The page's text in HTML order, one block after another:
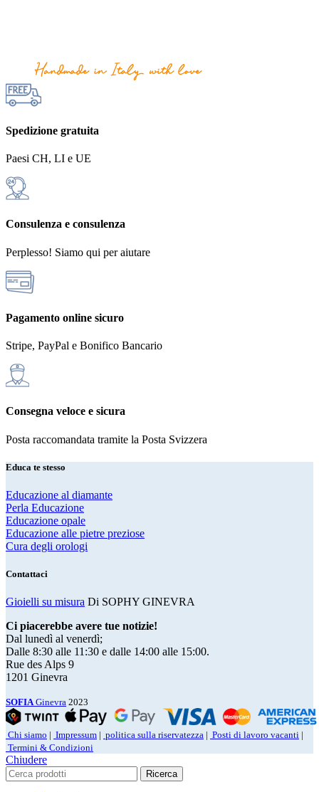
Spedizione gratuita
Paesi CH, LI e UE
Consulenza e consulenza
Perplesso! Siamo qui per aiutare
Pagamento online sicuro
Stripe, PayPal e Bonifico Bancario
Consegna veloce e sicura
Posta raccomandata tramite la Posta Svizzera
Educa te stesso
Educazione al diamante
Perla Educazione
Educazione opale
Educazione alle pietre preziose
Cura degli orologi
Contattaci
Gioielli su misura Di SOPHY GINEVRA
Ci piacerebbe avere tue notizie!
Dal lunedì al venerdì;
Dalle 8:30 alle 11:30 e dalle 14:00 alle 15:00.
Rue des Alps 9
1201 Ginevra
SOFIAGinevra 2023
Chi siamo | Impressum | politica sulla riservatezza | Posti di lavoro vacanti |
Termini & Condizioni
Chiudere
Ricerca